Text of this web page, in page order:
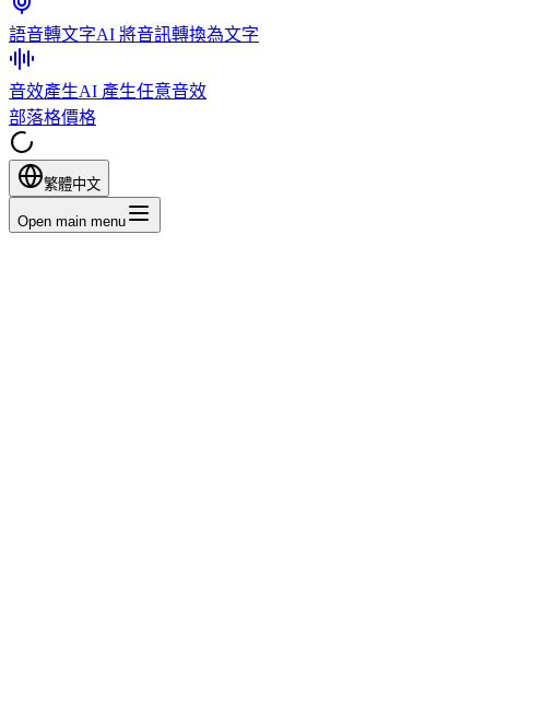
語音轉文字AI 將音訊轉換為文字
音效產生AI 產生任意音效
部落格價格
繁體中文
Open main menu